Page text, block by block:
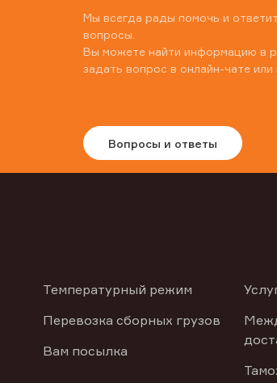
Мы всегда рады помочь и
вопросы.
Вы можете найти информацию в
задать вопрос в онлайн-чате или
Вопросы и ответы
Температурный режим
Перевозка сборных грузов
Вам посылка